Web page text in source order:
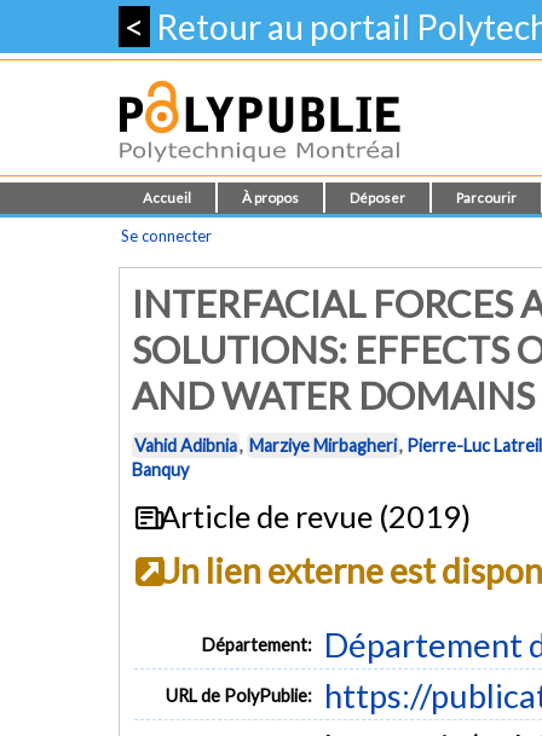
< Retour au portail
Accueil À propos Déposer Parcourir
Se connecter
INTERFACIAL FORCES
SOLUTIONS: EFFECTS
AND WATER DOMAINS
Vahid Adibnia, Marziye Mirbagheri, Pierre-Luc
Banquy
Article de revue (2019)
Un lien externe est
Département: Département
URL de PolyPublie: https://